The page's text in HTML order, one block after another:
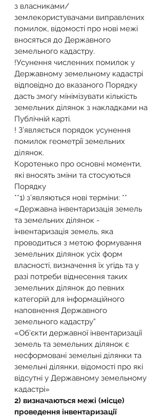
з власниками/
землекористувачами виправлених
помилок, відомості про нові межі
вносяться до Державного
земельного кадастру.
!Усунення численних помилок у
Державному земельному кадастрі
відповідно до вказаного Порядку
дасть змогу мінімізувати кількість
земельних ділянок з накладками на
Публічній карті.
! З’являється порядок усунення
помилок геометрії земельних
ділянок.
Коротенько про основні моменти,
які вносять зміни та стосуються
Порядку
**1) з’являються нові терміни: **
«Державна інвентаризація земель
та земельних ділянок -
інвентаризація земель, яка
проводиться з метою формування
земельних ділянок усіх форм
власності, визначення їх угідь та у
разі потреби віднесення таких
земельних ділянок до певних
категорій для інформаційного
наповнення Державного
земельного кадастру”
«Об’єкти державної інвентаризації
земель та земельних ділянок є
несформовані земельні ділянки та
земельні ділянки, відомості про які
відсутні у Державному земельному
кадастрі»
2) визначаються межі (місце)
проведення інвентаризації